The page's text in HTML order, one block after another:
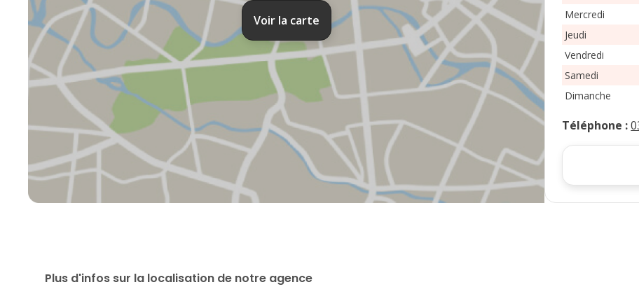
Voir la carte
Mercredi
Jeudi
Vendredi
Samedi
Dimanche
Téléphone :
Plus d'infos sur la localisation de notre agence